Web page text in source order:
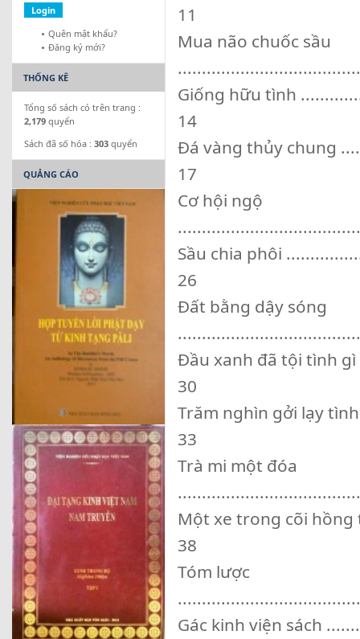
11
Mua não chuốc sầu
Giống hữu tình
14
Đá vàng thủy chung
17
Cơ hội ngộ
Sầu chia phôi
26
Đất bằng dậy sóng
Đầu xanh đã tội tình gì
30
Trăm nghìn gởi lạy
33
Trà mi một đóa
Một xe trong cõi hồng
38
Tóm lược
Gác kinh viện sách
Quên mật khẩu?
Đăng ký mới?
THỐNG KÊ
Tổng số sách có trên trang :
2,179 quyển
Sách đã số hóa : 303 quyển
QUẢNG CÁO